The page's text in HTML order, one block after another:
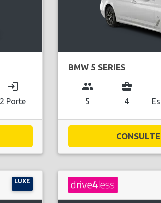
login
2 Porte
BMW 5 SERIES
group
5
business_center
4
LUXE